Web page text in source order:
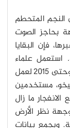
النجم المتحطم
بحاجز الصوت
فإن البقايا
استعمل علماء
الفلك أرصاد مرصد تشاندرا من عام 2000 وحتى 2015 لعمل
مستخدمين
ما زال
من وجهة نظر الأرض
سنة ضوئية. وبجمع بيانات